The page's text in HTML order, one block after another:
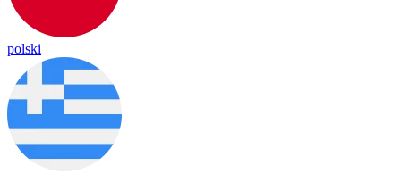
polski